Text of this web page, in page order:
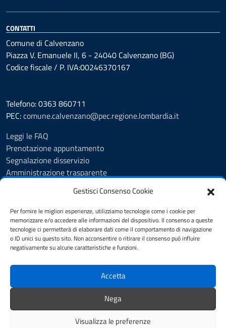
Gestisci Consenso Cookie
Per fornire le migliori esperienze, utilizziamo tecnologie come i cookie per
memorizzare e/o accedere alle informazioni del dispositivo. Il consenso a queste
tecnologie ci permetterà di elaborare dati come il comportamento di navigazione
o ID unici su questo sito. Non acconsentire o ritirare il consenso può influire
negativamente su alcune caratteristiche e funzioni.
Accetta
Nega
Visualizza le preferenze
CONTATTI
Comune di Calvenzano
Piazza V. Emanuele II, 6 - 24040 Calvenzano (BG)
Codice fiscale / P. IVA:00246370167
Telefono: 0363 860711
PEC:comune.calvenzano@pec.regione.lombardia.it
Leggi le FAQ
Prenotazione appuntamento
Segnalazione disservizio
Amministrazione trasparente
Informativa privacy
Cookie Policy
Note legali
Dichiarazione di accessibilità
SEGUICI SU
Biblioteca Comunale